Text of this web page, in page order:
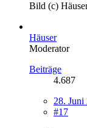
Bild (c)
Häuser
Moderator
Beiträge
4.687
28. Juni
#17